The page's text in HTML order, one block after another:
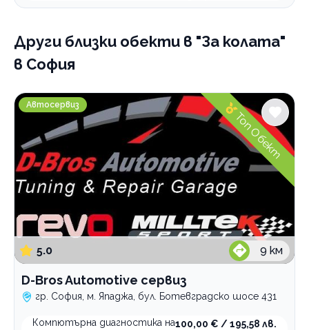
Други близки обекти в "За колата"
в София
D-Bros Automotive сервиз
Автосервиз
5.0 9 км
D-Bros Automotive сервиз
гр. София, м. Япаджа, бул. Ботевградско шосе 431
Компютърна диагностика на100,00 € / 195,58 лв.
Топ Обект